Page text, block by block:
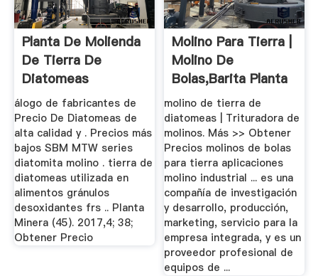
Planta De Molienda
De Tierra De
Diatomeas
álogo de fabricantes de
Precio De Diatomeas de
alta calidad y . Precios más
bajos SBM MTW series
diatomita molino . tierra de
diatomeas utilizada en
alimentos gránulos
desoxidantes frs .. Planta
Minera (45). 2017,4; 38;
Obtener Precio
Molino Para Tierra |
Molino De
Bolas,Barita Planta
De ...
molino de tierra de
diatomeas | Trituradora de
molinos. Más >> Obtener
Precios molinos de bolas
para tierra aplicaciones
molino industrial ... es una
compañía de investigación
y desarrollo, producción,
marketing, servicio para la
empresa integrada, y es un
proveedor profesional de
equipos de ...